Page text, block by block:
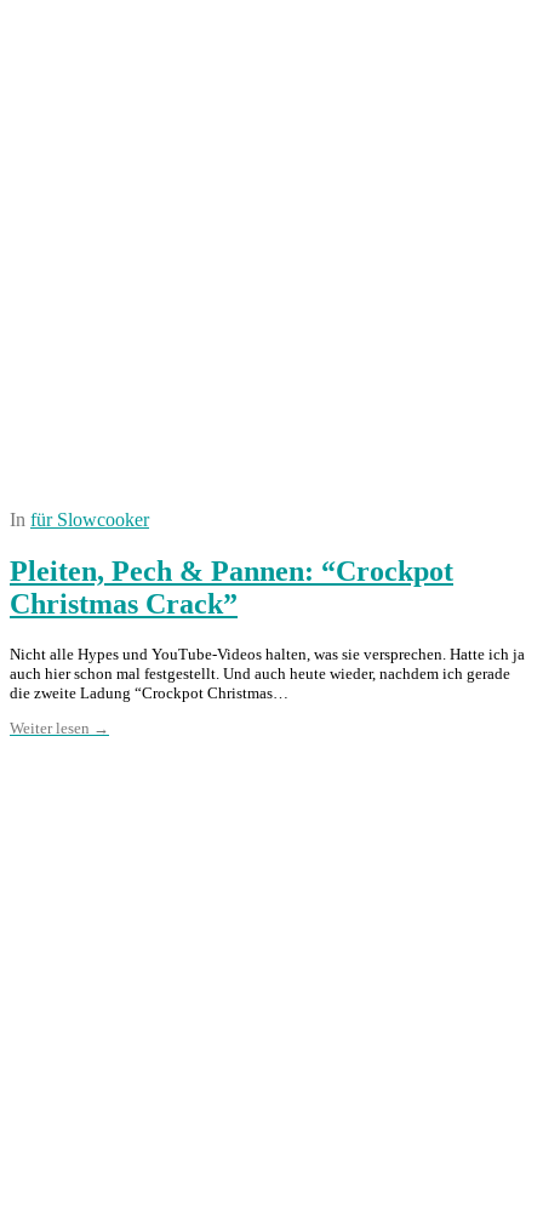
In für Slowcooker
Pleiten, Pech & Pannen: “Crockpot
Christmas Crack”
Nicht alle Hypes und YouTube-Videos halten, was sie versprechen. Hatte ich ja
auch hier schon mal festgestellt. Und auch heute wieder, nachdem ich gerade
die zweite Ladung “Crockpot Christmas…
Weiter lesen →